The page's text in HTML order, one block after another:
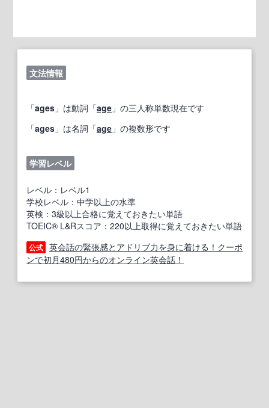
文法情報
「ages 」は動詞「age 」の三人称単数現在です
「ages 」は名詞「age 」の複数形です
学習レベル
レベル：レベル1
学校レベル：中学以上の水準
英検：3級以上合格に覚えておきたい単語
TOEIC® L&Rスコア：220以上取得に覚えておきたい単語
公式 英会話の緊張感とアドリブ力を身に着ける！クーポ
ンで初月480円からのオンライン英会話！